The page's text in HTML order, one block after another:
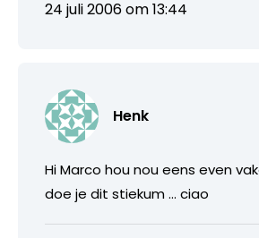
24 juli 2006 om 13:44
Henk
Hi Marco hou nou eens even
doe je dit stiekum … ciao